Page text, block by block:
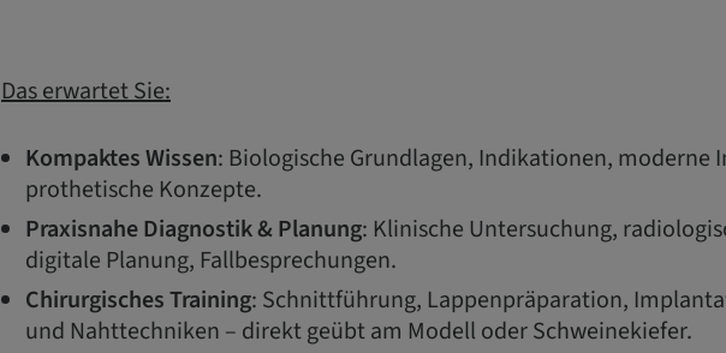
Das erwartet Sie:
Kompaktes Wissen: Biologische Grundlagen, Indikationen, moderne
prothetische Konzepte.
Praxisnahe Diagnostik & Planung: Klinische Untersuchung,
digitale Planung, Fallbesprechungen.
Chirurgisches Training: Schnittführung, Lappenpräparation,
und Nahttechniken – direkt geübt am Modell oder Schweinekiefer.